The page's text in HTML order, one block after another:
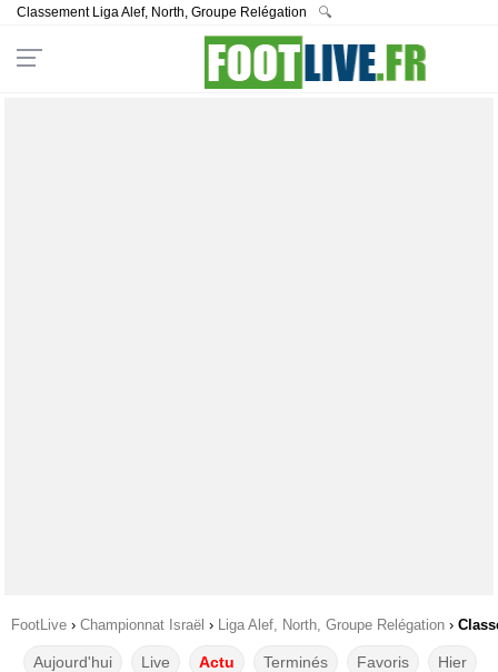
Classement Liga Alef, North, Groupe Relégation 🔍
FootLive › Championnat Israël › Liga Alef, North, Groupe Relégation ›
Aujourd'hui Live Actu Terminés Favoris Hier